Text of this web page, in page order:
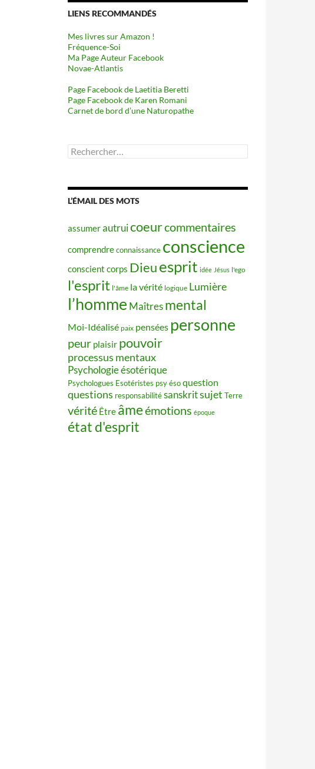
LIENS RECOMMANDÉS
Mes livres sur Amazon !
Fréquence-Soi
Ma Page Auteur Facebook
Novae-Atlantis
Page Facebook de Laetitia Beretti
Page Facebook de Karen Romani
Carnet de bord d’une Naturopathe
Rechercher :
L’ÉMAIL DES MOTS
assumerautruicoeurcommentaires
comprendreconnaissance conscience
conscient corps Dieuesprit idée Jésus l'ego
l'esprit l'âme la vérité logique Lumière
l’homme Maîtres mental
Moi-Idéalisé paix pensées personne
peur plaisir pouvoir
processus mentaux
Psychologie ésotérique
Psychologues Esotéristes psy ésoquestion
questions responsabilitésanskritsujet Terre
vérité Être âmeémotions époque
état d'esprit